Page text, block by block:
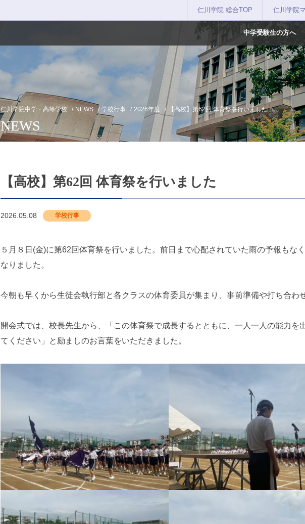
仁川学院 総合TOP 仁川学院
中学受験生の方へ
仁川学院中学・高等学校 NEWS 学校行事 2026年度 【高校】第62回 体育祭を行いました
NEWS
【高校】第62回 体育祭を行いました
2026.05.08 学校行事
５月８日(金)に第62回体育祭を行いました。前日まで心配されていた雨の予報もな
なりました。
今朝も早くから生徒会執行部と各クラスの体育委員が集まり、事前準備や打ち合わ
開会式では、校長先生から、「この体育祭で成長するとともに、一人一人の能力
てください」と励ましのお言葉をいただきました。